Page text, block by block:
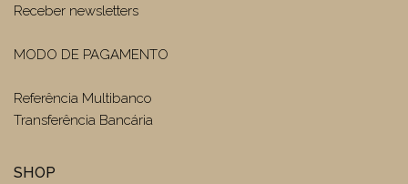
Receber newsletters
MODO DE PAGAMENTO
Referência Multibanco
Transferência Bancária
SHOP